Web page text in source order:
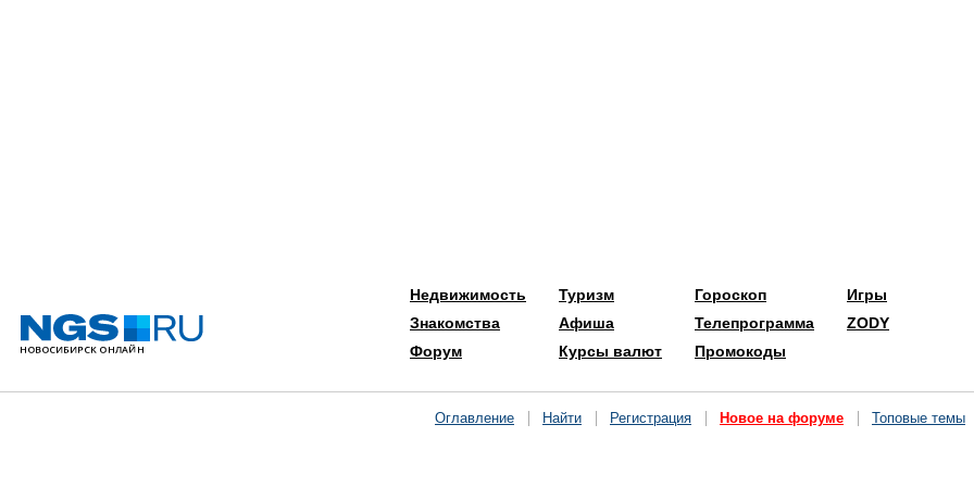
Недвижимость
Знакомства
Форум
Туризм
Афиша
Курсы валют
Гороскоп
Телепрограмма
Промокоды
Игры
ZODY
Оглавление Найти Регистрация Новое на форуме Топовые темы